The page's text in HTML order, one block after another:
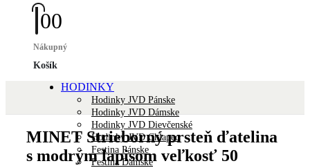
00
Nákupný
Košík
HODINKY
Hodinky JVD Pánske
Hodinky JVD Dámske
Hodinky JVD Dievčenské
Hodinky JVD Chlapec
Festina Pánske
Festina Dámske
MINET Strieborný prsteň ďatelina
s modrým lapisom veľkosť 50